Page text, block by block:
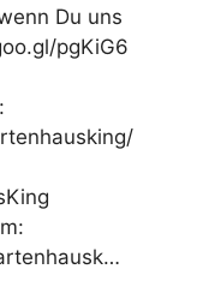
Du uns
pgKiG6